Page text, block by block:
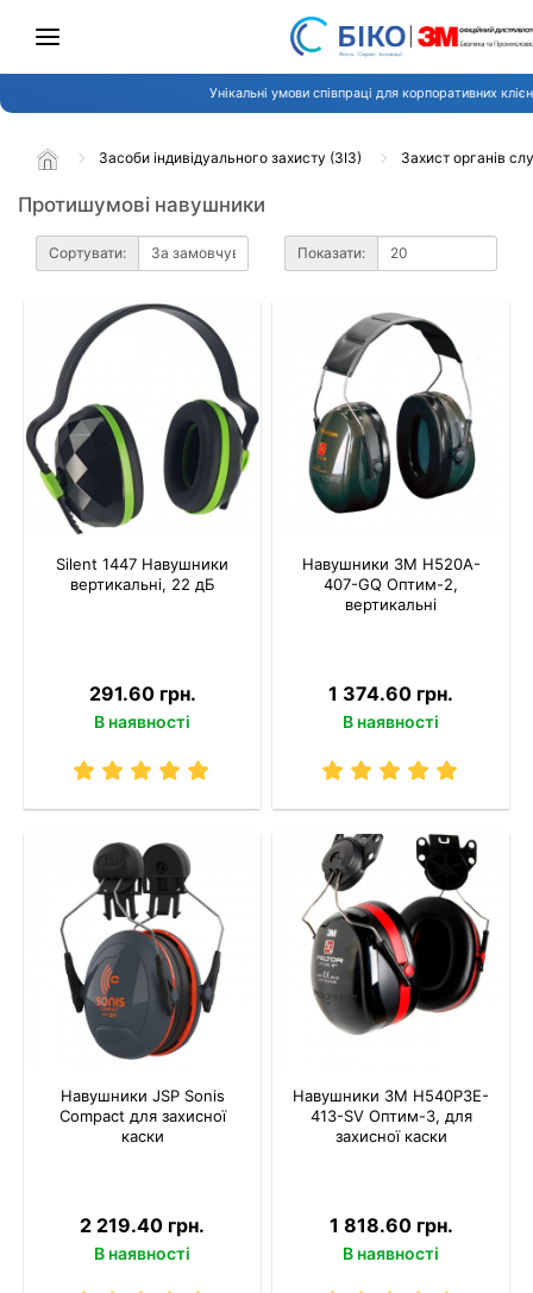
Унікальні умови співпраці для корпоративних
Засоби індивідуального захисту (ЗІЗ) Захист органів
Протишумові навушники
Сортувати: Показати:
Silent 1447 Навушники
вертикальні, 22 дБ
291.60 грн.
В наявності
Навушники 3M H520A-
407-GQ Оптим-2,
вертикальні
1 374.60 грн.
В наявності
Навушники JSP Sonis
Compact для захисної
каски
2 219.40 грн.
В наявності
Навушники 3M H540P3E-
413-SV Оптим-3, для
захисної каски
1 818.60 грн.
В наявності